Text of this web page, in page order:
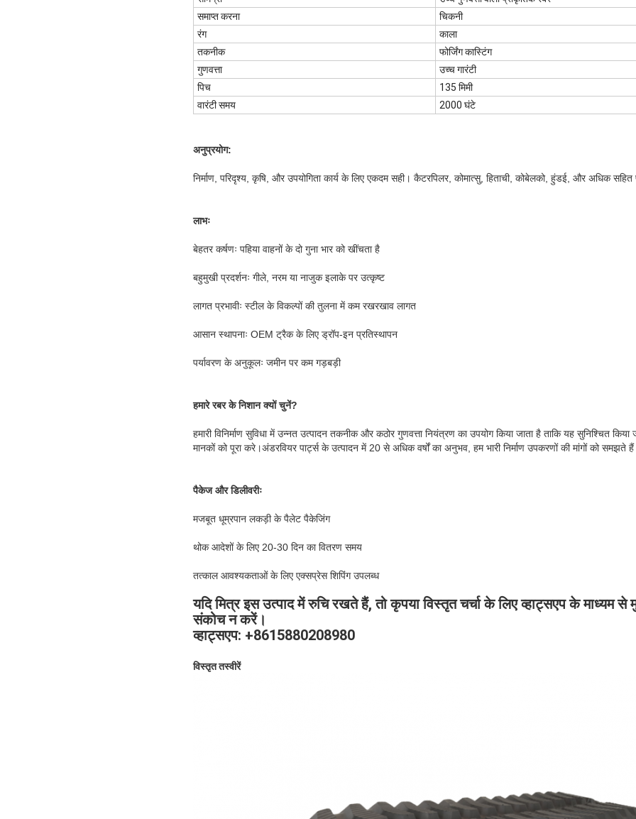
समाप्त करना
चिकनी
रंग
काला
तकनीक
फोर्जिंग कास्टिंग
गुणवत्ता
उच्च गारंटी
पिच
135 मिमी
वारंटी समय
2000 घंटे
अनुप्रयोग:
निर्माण, परिदृश्य, कृषि, और उपयोगिता कार्य के लिए एकदम सही। कैटरपिलर, कोमात्सु, हिताची, कोबेलको, हुंडई, और अधिक
लाभः
बेहतर कर्षणः पहिया वाहनों के दो गुना भार को खींचता है
बहुमुखी प्रदर्शनः गीले, नरम या नाजुक इलाके पर उत्कृष्ट
लागत प्रभावीः स्टील के विकल्पों की तुलना में कम रखरखाव लागत
आसान स्थापनाः OEM ट्रैक के लिए ड्रॉप-इन प्रतिस्थापन
पर्यावरण के अनुकूलः जमीन पर कम गड़बड़ी
हमारे रबर के निशान क्यों चुनें?
हमारी विनिर्माण सुविधा में उन्नत उत्पादन तकनीक और कठोर गुणवत्ता नियंत्रण का उपयोग किया जाता है ताकि यह सुनिश्चित
मानकों को पूरा करे।अंडरवियर पार्ट्स के उत्पादन में 20 से अधिक वर्षों का अनुभव, हम भारी निर्माण उपकरणों की मांगों को समझते
पैकेज और डिलीवरीः
मजबूत धूम्रपान लकड़ी के पैलेट पैकेजिंग
थोक आदेशों के लिए 20-30 दिन का वितरण समय
तत्काल आवश्यकताओं के लिए एक्सप्रेस शिपिंग उपलब्ध
यदि मित्र इस उत्पाद में रुचि रखते हैं, तो कृपया विस्तृत चर्चा के लिए व्हाट्सएप के माध्यम
संकोच न करें।
व्हाट्सएप: +8615880208980
विस्तृत तस्वीरें